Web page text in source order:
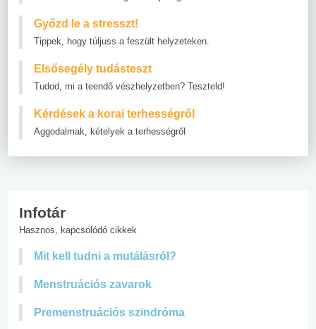
Győzd le a stresszt!
Tippek, hogy túljuss a feszült helyzeteken.
Elsősegély tudásteszt
Tudod, mi a teendő vészhelyzetben? Teszteld!
Kérdések a korai terhességről
Aggodalmak, kételyek a terhességről
Infotár
Hasznos, kapcsolódó cikkek
Mit kell tudni a mutálásról?
Menstruációs zavarok
Premenstruációs szindróma